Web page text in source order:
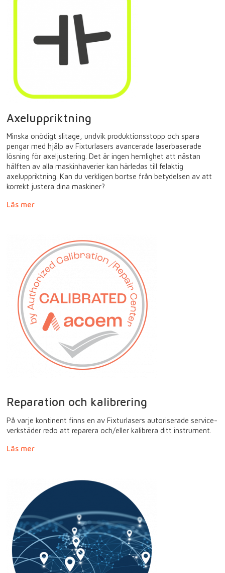
Axeluppriktning
Minska onödigt slitage, undvik produktionsstopp och spara
pengar med hjälp av Fixturlasers avancerade laserbaserade
lösning för axeljustering. Det är ingen hemlighet att nästan
hälften av alla maskinhaverier kan härledas till felaktig
axeluppriktning. Kan du verkligen bortse från betydelsen av att
korrekt justera dina maskiner?
Läs mer
Reparation och kalibrering
På varje kontinent finns en av Fixturlasers autoriserade service-
verkstäder redo att reparera och/eller kalibrera ditt instrument.
Läs mer